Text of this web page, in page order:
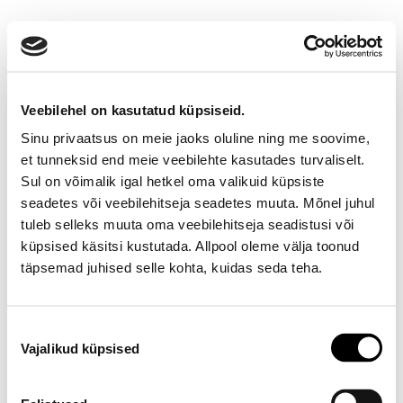
Veebilehel on kasutatud küpsiseid.
Sinu privaatsus on meie jaoks oluline ning me soovime,
et tunneksid end meie veebilehte kasutades turvaliselt.
Sul on võimalik igal hetkel oma valikuid küpsiste
seadetes või veebilehitseja seadetes muuta. Mõnel juhul
tuleb selleks muuta oma veebilehitseja seadistusi või
küpsised käsitsi kustutada. Allpool oleme välja toonud
täpsemad juhised selle kohta, kuidas seda teha.
valik
Vajalikud küpsised
Ootamatu viga!
Proovi varsti uuesti
Telefon E-R 9-17 6673334